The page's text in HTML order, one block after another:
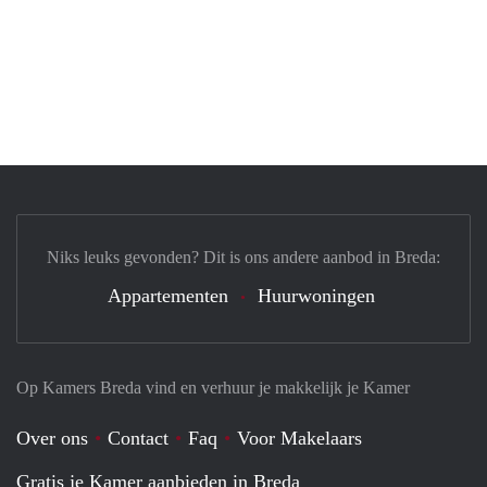
Op Kamers Breda vind en verhuur je makkelijk je Kamer
Over ons Contact Faq
Voor Makelaars
Gratis je Kamer aanbieden in Breda
Niks leuks gevonden? Dit is ons andere aanbod in Breda:
Appartementen Huurwoningen